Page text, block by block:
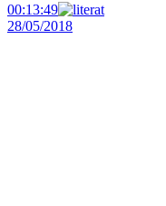
00:13:49
28/05/2018